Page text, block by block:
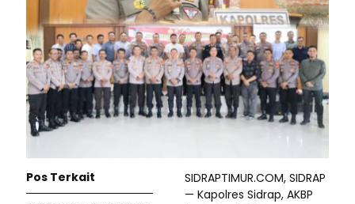
SIDRAPTIMUR.COM, SIDRAP
— Kapolres Sidrap, AKBP
Pos Terkait